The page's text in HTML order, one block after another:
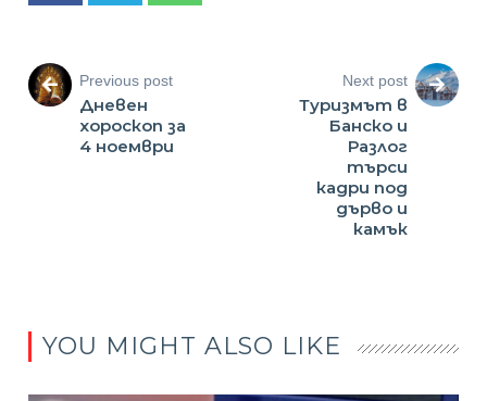
Previous post
Дневен
хороскоп за
4 ноември
Next post
Туризмът в
Банско и
Разлог
търси
кадри под
дърво и
камък
YOU MIGHT ALSO LIKE